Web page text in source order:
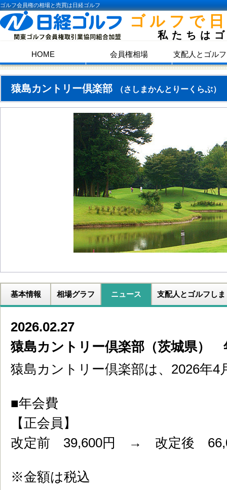
ゴルフ会員権の相場と売買は日経ゴルフ
ゴルフで
私たちは
HOME 会員権相場 支配人とゴル
猿島カントリー倶楽部 （さしまかんとりーくらぶ）
基本情報 相場グラフ ニュース 支配人とゴルフしま
2026.02.27
猿島カントリー倶楽部（茨城県）
猿島カントリー倶楽部は、2026年4
■年会費
【正会員】
改定前 39,600円 → 改定後
※金額は税込